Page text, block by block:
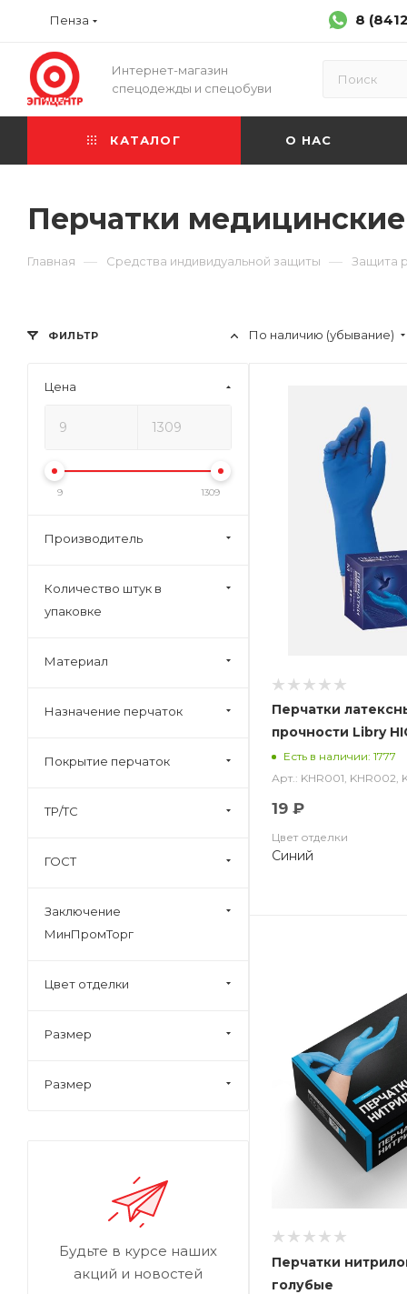
Пенза 8
Интернет-магазин
спецодежды и спецобуви
КАТАЛОГ О НАС
Перчатки
Главная — Средства индивидуальной защиты — Защита
По наличию (убывание)
Перчатки
прочности Libry
пар в уп.)
Есть в наличии: 1777
Арт.: KHR001, KHR002,
19 ₽
Цвет отделки
Синий
Перчатки
голубые
ФИЛЬТР
Цена
9 1309
Производитель
Количество штук в
упаковке
Материал
Назначение перчаток
Покрытие перчаток
ТР/ТС
ГОСТ
Заключение
МинПромТорг
Цвет отделки
Размер
Размер
Будьте в курсе наших
акций и новостей